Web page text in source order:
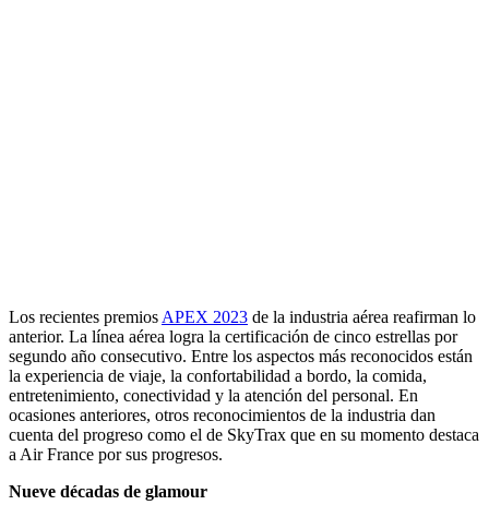
Los recientes premios APEX 2023 de la industria aérea reafirman lo
anterior. La línea aérea logra la certificación de cinco estrellas por
segundo año consecutivo. Entre los aspectos más reconocidos están
la experiencia de viaje, la confortabilidad a bordo, la comida,
entretenimiento, conectividad y la atención del personal. En
ocasiones anteriores, otros reconocimientos de la industria dan
cuenta del progreso como el de SkyTrax que en su momento destaca
a Air France por sus progresos.
Nueve décadas de glamour